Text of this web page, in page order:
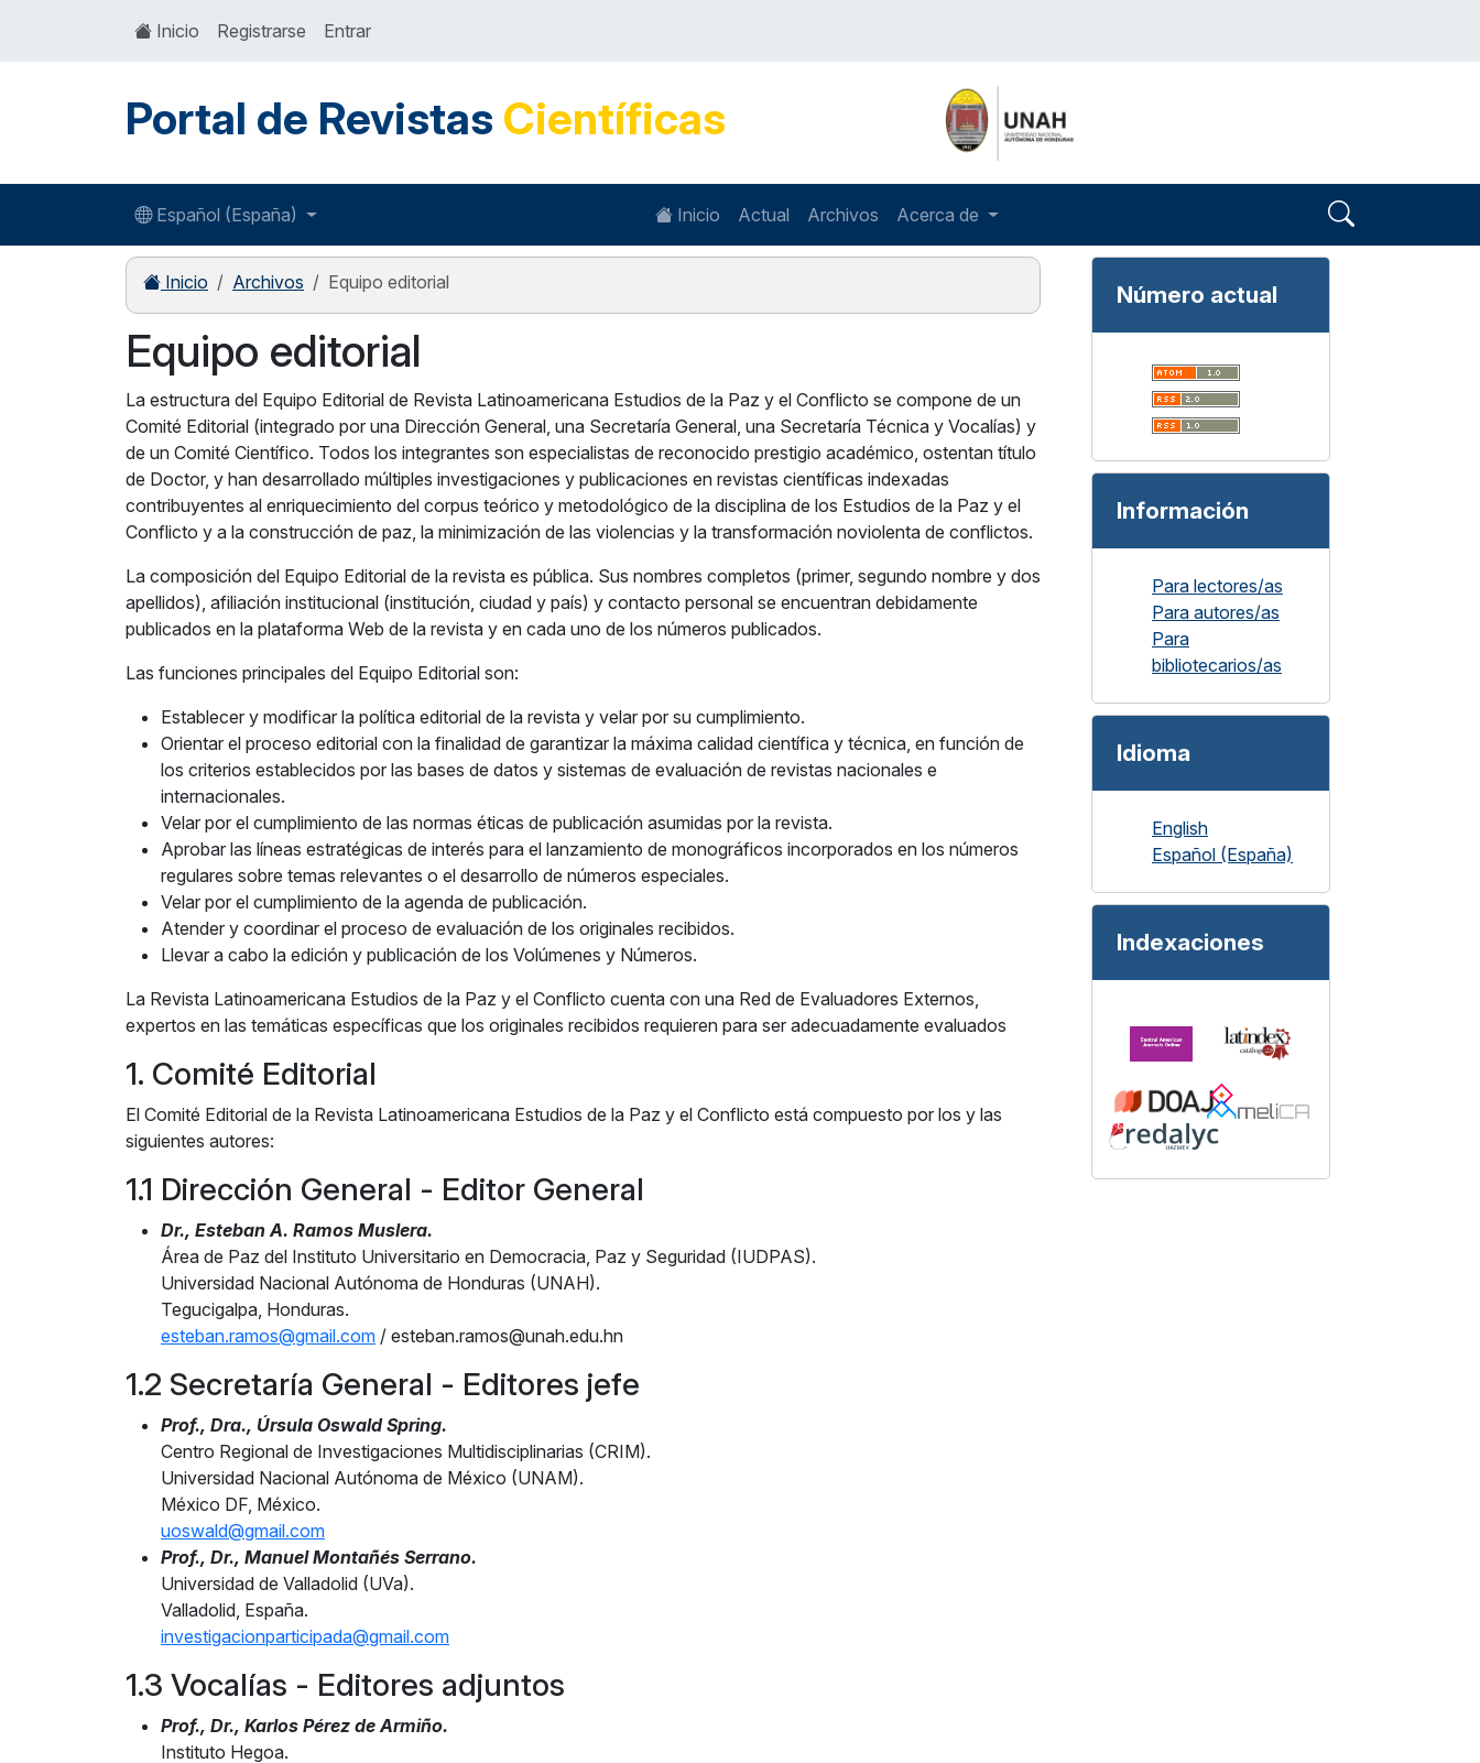
Inicio Registrarse Entrar
Portal de Revistas Científicas
Español (España) Inicio Actual Archivos Acerca de
Inicio Archivos Equipo editorial
Equipo editorial
La estructura del Equipo Editorial de Revista Latinoamericana Estudios de la Paz y el Conflicto se compone de un
Comité Editorial (integrado por una Dirección General, una Secretaría General, una Secretaría Técnica y Vocalías) y
de un Comité Científico. Todos los integrantes son especialistas de reconocido prestigio académico, ostentan título
de Doctor, y han desarrollado múltiples investigaciones y publicaciones en revistas científicas indexadas
contribuyentes al enriquecimiento del corpus teórico y metodológico de la disciplina de los Estudios de la Paz y el
Conflicto y a la construcción de paz, la minimización de las violencias y la transformación noviolenta de conflictos.
La composición del Equipo Editorial de la revista es pública. Sus nombres completos (primer, segundo nombre y dos
apellidos), afiliación institucional (institución, ciudad y país) y contacto personal se encuentran debidamente
publicados en la plataforma Web de la revista y en cada uno de los números publicados.
Las funciones principales del Equipo Editorial son:
Establecer y modificar la política editorial de la revista y velar por su cumplimiento.
Orientar el proceso editorial con la finalidad de garantizar la máxima calidad científica y técnica, en función de
los criterios establecidos por las bases de datos y sistemas de evaluación de revistas nacionales e
internacionales.
Velar por el cumplimiento de las normas éticas de publicación asumidas por la revista.
Aprobar las líneas estratégicas de interés para el lanzamiento de monográficos incorporados en los números
regulares sobre temas relevantes o el desarrollo de números especiales.
Velar por el cumplimiento de la agenda de publicación.
Atender y coordinar el proceso de evaluación de los originales recibidos.
Llevar a cabo la edición y publicación de los Volúmenes y Números.
La Revista Latinoamericana Estudios de la Paz y el Conflicto cuenta con una Red de Evaluadores Externos,
expertos en las temáticas específicas que los originales recibidos requieren para ser adecuadamente evaluados
1. Comité Editorial
El Comité Editorial de la Revista Latinoamericana Estudios de la Paz y el Conflicto está compuesto por los y las
siguientes autores:
1.1 Dirección General - Editor General
Dr., Esteban A. Ramos Muslera.
Área de Paz del Instituto Universitario en Democracia, Paz y Seguridad (IUDPAS).
Universidad Nacional Autónoma de Honduras (UNAH).
Tegucigalpa, Honduras.
esteban.ramos@gmail.com / esteban.ramos@unah.edu.hn
1.2 Secretaría General - Editores jefe
Prof., Dra., Úrsula Oswald Spring.
Centro Regional de Investigaciones Multidisciplinarias (CRIM).
Universidad Nacional Autónoma de México (UNAM).
México DF, México.
uoswald@gmail.com
Prof., Dr., Manuel Montañés Serrano.
Universidad de Valladolid (UVa).
Valladolid, España.
investigacionparticipada@gmail.com
1.3 Vocalías - Editores adjuntos
Prof., Dr., Karlos Pérez de Armiño.
Instituto Hegoa.
Número actual
Información
Para lectores/as
Para autores/as
Para
bibliotecarios/as
Idioma
English
Español (España)
Indexaciones